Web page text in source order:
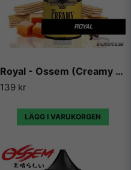
Royal - Ossem (Creamy Premium Series)
139 kr
LÄGG I VARUKORGEN